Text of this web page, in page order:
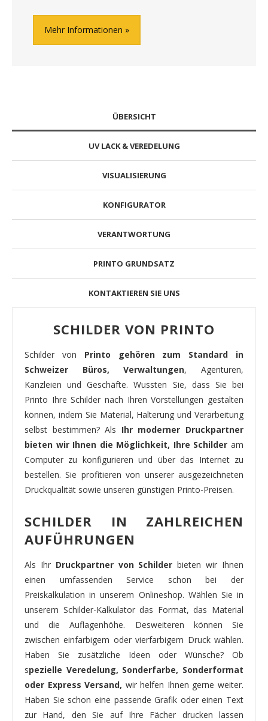
Mehr Informationen
ÜBERSICHT
UV LACK & VEREDELUNG
VISUALISIERUNG
KONFIGURATOR
VERANTWORTUNG
PRINTO GRUNDSATZ
KONTAKTIEREN SIE UNS
SCHILDER VON PRINTO
Schilder von Printo gehören zum Standard in
Schweizer Büros, Verwaltungen, Agenturen,
Kanzleien und Geschäfte. Wussten Sie, dass Sie bei
Printo Ihre Schilder nach Ihren Vorstellungen gestalten
können, indem Sie Material, Halterung und Verarbeitung
selbst bestimmen? Als Ihr moderner Druckpartner
bieten wir Ihnen die Möglichkeit, Ihre Schilder am
Computer zu konfigurieren und über das Internet zu
bestellen. Sie profitieren von unserer ausgezeichneten
Druckqualität sowie unseren günstigen Printo-Preisen.
SCHILDER IN ZAHLREICHEN
AUFÜHRUNGEN
Als Ihr Druckpartner von Schilderbieten wir Ihnen
einen umfassenden Service schon bei der
Preiskalkulation in unserem Onlineshop. Wählen Sie in
unserem Schilder-Kalkulator das Format, das Material
und die Auflagenhöhe. Desweiteren können Sie
zwischen einfarbigem oder vierfarbigem Druck wählen.
Haben Sie zusätzliche Ideen oder Wünsche? Ob
spezielle Veredelung, Sonderfarbe, Sonderformat
oder Express Versand, wir helfen Ihnen gerne weiter.
Haben Sie schon eine passende Grafik oder einen Text
zur Hand, den Sie auf Ihre Fächer drucken lassen